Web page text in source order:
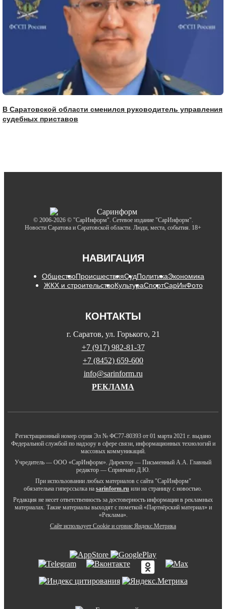
В Саратовской области сменился руководитель управления
судебных приставов
© 2006-2026 © "СарИнформ". Сетевое издание "СарИнформ".
Новости Саратова и Саратовской области. Люди, места, события. 18+
НАВИГАЦИЯ
ОбществоПроисшествияСудПолитикаЭкономика
ЖКХ и строительствоКультураСпортСарИнФото
КОНТАКТЫ
г. Саратов, ул. Горького, 21
+7 (917) 982-81-37
+7 (8452) 659-600
info@sarinform.ru
РЕКЛАМА
Регистрационный номер серия Эл № ФС77-80393 от 01 марта 2021 г. выдано
Федеральной службой по надзору в сфере связи, информационных технологий и
массовых коммуникаций.
Учредитель — ООО «СарИнформ». Директор — Письменный А.А. Главный
редактор — Спринчанэ Д.Ю.
При использовании любых материалов с сайта "СарИнформ"
обязательна гиперссылка на sarinform.ru или на страницу с новостью.
Редакция не несет ответственность за достоверность информации в рекламных
материалах. Такие материалы выходят с пометкой «Партнёрский материал» и
«Реклама».
Сайт использует Cookie и сервиc Яндекс.Метрика